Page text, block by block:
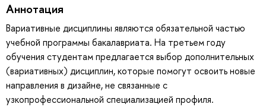
Аннотация
Вариативные дисциплины являются обязательной частью
учебной программы бакалавриата. На третьем году
обучения студентам предлагается выбор дополнительных
(вариативных) дисциплин, которые помогут освоить новые
направления в дизайне, не связанные с
узкопрофессиональной специализацией профиля.